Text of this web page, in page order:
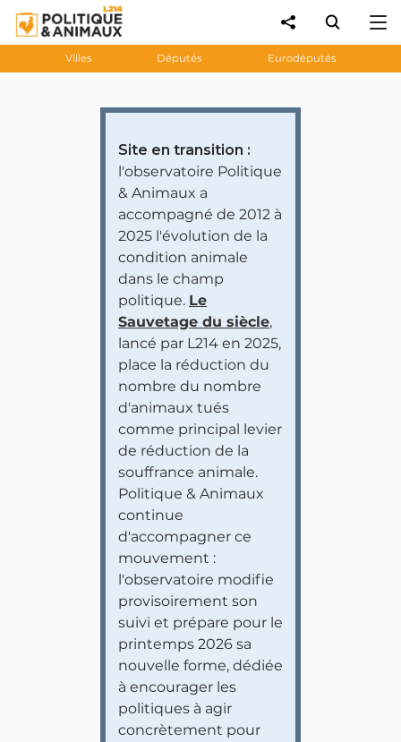
Villes Députés Eurodéputés
Site en transition :
l'observatoire Politique
& Animaux a
accompagné de 2012 à
2025 l'évolution de la
condition animale
dans le champ
politique. Le
Sauvetage du siècle,
lancé par L214 en 2025,
place la réduction du
nombre du nombre
d'animaux tués
comme principal levier
de réduction de la
souffrance animale.
Politique & Animaux
continue
d'accompagner ce
mouvement :
l'observatoire modifie
provisoirement son
suivi et prépare pour le
printemps 2026 sa
nouvelle forme, dédiée
à encourager les
politiques à agir
concrètement pour